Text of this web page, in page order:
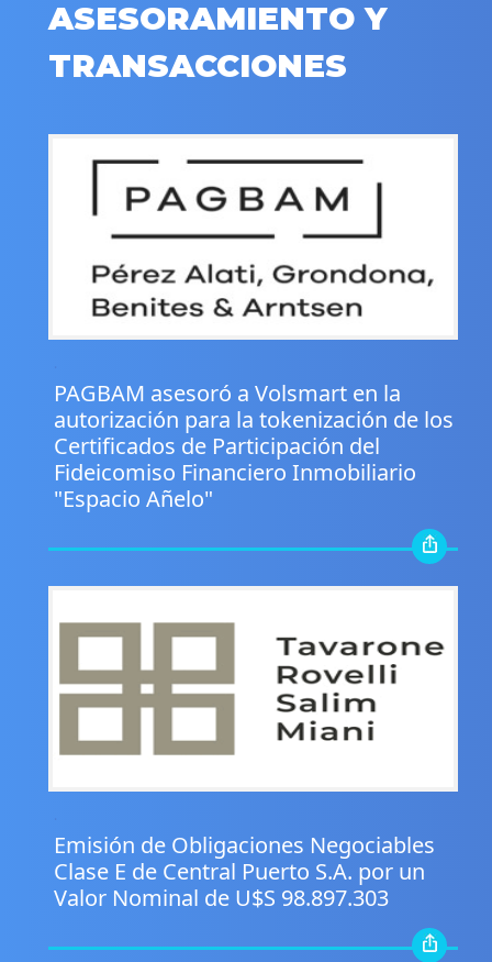
ASESORAMIENTO Y
TRANSACCIONES
PAGBAM asesoró a Volsmart en la
autorización para la tokenización de los
Certificados de Participación del
Fideicomiso Financiero Inmobiliario
"Espacio Añelo"
Emisión de Obligaciones Negociables
Clase E de Central Puerto S.A. por un
Valor Nominal de U$S 98.897.303